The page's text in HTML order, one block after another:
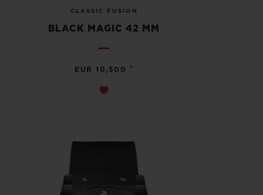
CLASSIC FUSION
BLACK MAGIC 42 MM
EUR 10,500 •